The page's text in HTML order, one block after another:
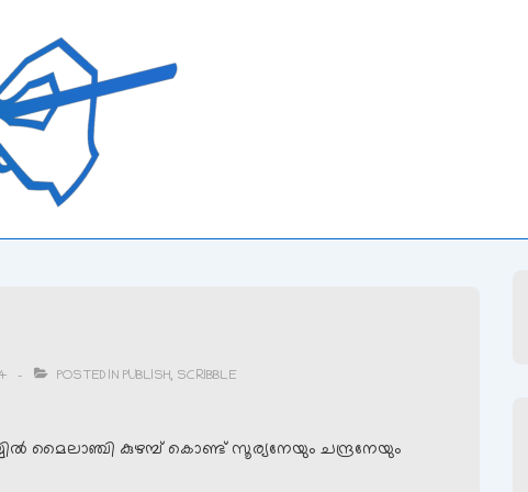
POSTED IN PUBLISH, SCRIBBLE
മൈലാഞ്ചി കുഴമ്പ് കൊണ്ട് സൂര്യനേയും ചന്ദ്രനേയും